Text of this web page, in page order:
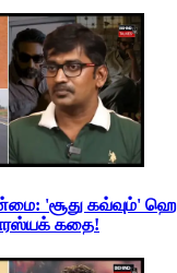
'சூது கவ்வும்'
கதை!